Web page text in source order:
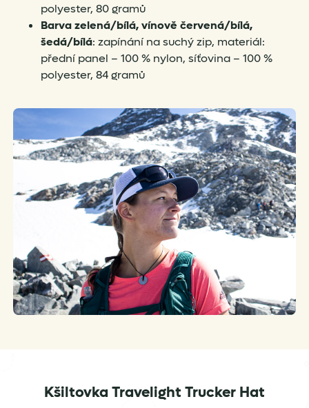
polyester, 80 gramů
Barva zelená/bílá, vínově červená/bílá,
šedá/bílá: zapínání na suchý zip, materiál:
přední panel – 100 % nylon, síťovina – 100 %
polyester, 84 gramů
Kšiltovka Travelight Trucker Hat